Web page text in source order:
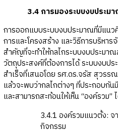
3.4 การมองระบบงบประม
การออกแบบระบบงบประมาณที่มีแน
การและโครงสร้าง และวิธีการบริหา
สำคัญที่จะทำให้กลไกระบบงบประมา
วัตถุประสงค์ที่ต้องการได้ ระบบงบป
สำเร็จที่เสนอโดย รศ.ดร.จรัส สุวรร
แล้วจะพบว่ากลไกต่างๆ ที่ประกอบกั
และสามารถสะท้อนให้เห็น “องค์รวม”
3.4.1 องค์รวมแนวตั้ง:
กิจกรรม